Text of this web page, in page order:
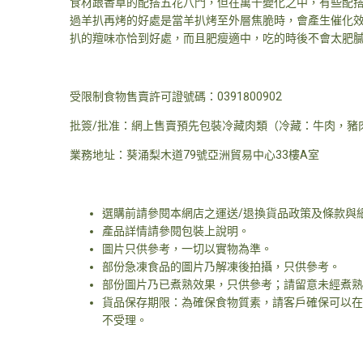
過羊扒再烤的好處是當羊扒烤至外層焦脆時，會產生催化
扒的羶味亦恰到好處，而且肥瘦適中，吃的時後不會太肥
受限制食物售賣許可證號碼：0391800902
批簽/批准：網上售賣預先包裝冷藏肉類（冷藏：牛肉，豬
業務地址：葵涌梨木道79號亞洲貿易中心33樓A室
選購前請參閱本網店之運送/退換貨品政策及條款與
產品詳情請參閱包裝上說明。
圖片只供參考，一切以實物為準。
部份急凍食品的圖片乃解凍後拍攝，只供參考。
部份圖片乃已煮熟效果，只供參考；請留意未經煮
貨品保存期限：為確保食物質素，請客戶確保可以
不受理。